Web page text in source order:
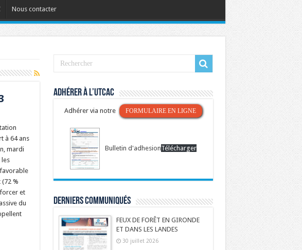
Nous contacter
à 64 ans
mardi
%
et
du
Adhérer à l’UTCAC
Adhérer via notre FORMULAIRE EN LIGNE
Bulletin d'adhesionTélécharger
Derniers communiqués
FEUX DE FORÊT EN GIRONDE
ET DANS LES LANDES
30 juillet 2026